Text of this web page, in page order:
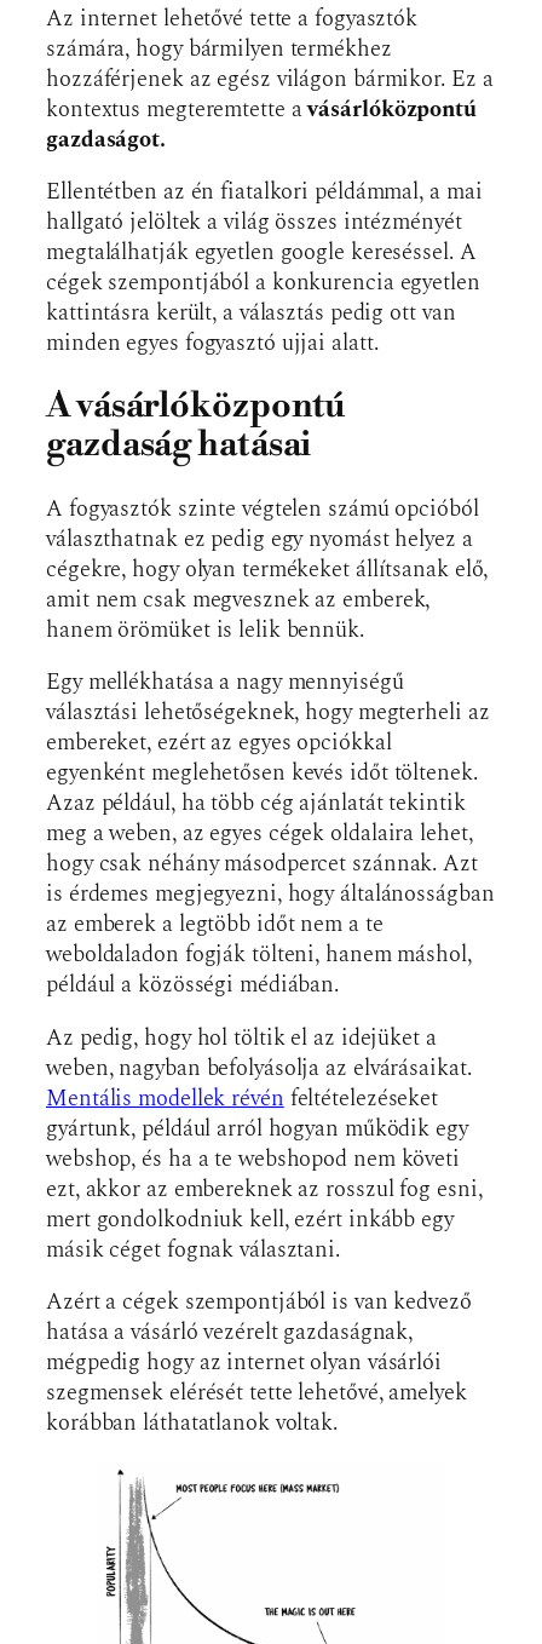
Az internet lehetővé tette a fogyasztók
számára, hogy bármilyen termékhez
hozzáférjenek az egész világon bármikor. Ez a
kontextus megteremtette avásárlóközpontú
gazdaságot.
Ellentétben az én fiatalkori példámmal, a mai
hallgató jelöltek a világ összes intézményét
megtalálhatják egyetlen google kereséssel. A
cégek szempontjából a konkurencia egyetlen
kattintásra került, a választás pedig ott van
minden egyes fogyasztó ujjai alatt.
A vásárlóközpontú
gazdaság hatásai
A fogyasztók szinte végtelen számú opcióból
választhatnak ez pedig egy nyomást helyez a
cégekre, hogy olyan termékeket állítsanak elő,
amit nem csak megvesznek az emberek,
hanem örömüket is lelik bennük.
Egy mellékhatása a nagy mennyiségű
választási lehetőségeknek, hogy megterheli az
embereket, ezért az egyes opciókkal
egyenként meglehetősen kevés időt töltenek.
Azaz például, ha több cég ajánlatát tekintik
meg a weben, az egyes cégek oldalaira lehet,
hogy csak néhány másodpercet szánnak. Azt
is érdemes megjegyezni, hogy általánosságban
az emberek a legtöbb időt nem a te
weboldaladon fogják tölteni, hanem máshol,
például a közösségi médiában.
Az pedig, hogy hol töltik el az idejüket a
weben, nagyban befolyásolja az elvárásaikat.
Mentális modellek révénfeltételezéseket
gyártunk, például arról hogyan működik egy
webshop, és ha a te webshopod nem követi
ezt, akkor az embereknek az rosszul fog esni,
mert gondolkodniuk kell, ezért inkább egy
másik céget fognak választani.
Azért a cégek szempontjából is van kedvező
hatása a vásárló vezérelt gazdaságnak,
mégpedig hogy az internet olyan vásárlói
szegmensek elérését tette lehetővé, amelyek
korábban láthatatlanok voltak.